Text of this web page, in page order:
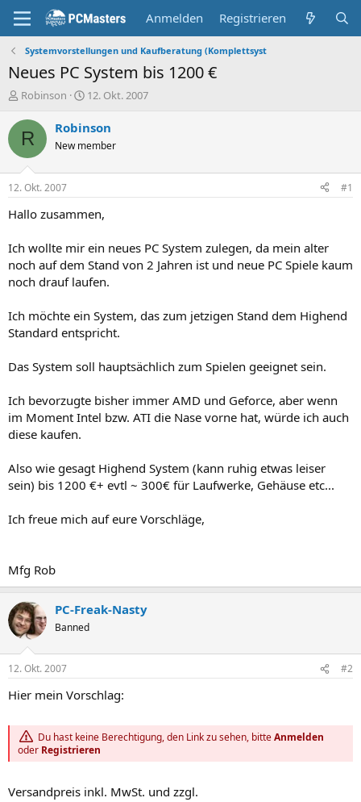
Anmelden Registrieren
Systemvorstellungen und Kaufberatung (Komplettsyst
Neues PC System bis 1200 €
E
s
e
r
Robinson
E
s
e
t
a
12. Okt. 2007
R Robinson
New member
12. Okt. 2007 #1
Hallo zusammen,
Ich wollte mir ein neues PC System zulegen, da mein alter
noch auf dem Stand von 2 Jahren ist und neue PC Spiele kaum
noch drauf laufen.
Ich möchte ein System, das zum jetzigen Stand dem Highend
Standard entspricht.
Das System soll hauptsächlich zum Spielen geeignet sein.
Ich bevorzugte bisher immer AMD und Geforce, aber wenn
im Moment Intel bzw. ATI die Nase vorne hat, würde ich auch
diese kaufen.
Also wie gesagt Highend System (kann ruhig etwas leiser
sein) bis 1200 €+ evtl ~ 300€ für Laufwerke, Gehäuse etc...
Ich freue mich auf eure Vorschläge,
Mfg Rob​
PC-Freak-Nasty
Banned
12. Okt. 2007 #2
Hier mein Vorschlag:
Du hast keine Berechtigung, den Link zu sehen, bitteAnmelden
oder Registrieren
Versandpreis inkl. MwSt. und zzgl.